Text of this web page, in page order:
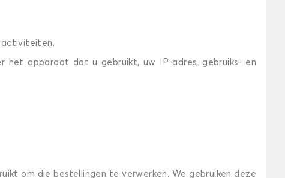
het apparaat dat u gebruikt, uw IP-adres, gebruiks- en
om die bestellingen te verwerken. We gebruiken deze